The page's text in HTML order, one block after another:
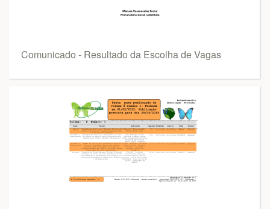
Comunicado - Resultado da Escolha de Vagas